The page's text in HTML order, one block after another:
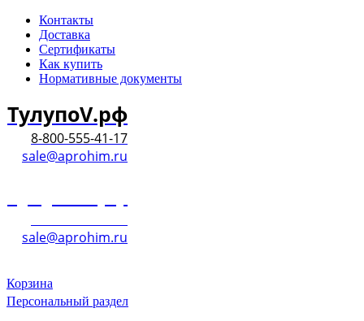
Контакты
Доставка
Сертификаты
Как купить
Нормативные документы
ТулупоV.рф
8-800-555-41-17
sale@aprohim.ru
sale@aprohim.ru
Корзина
Персональный раздел